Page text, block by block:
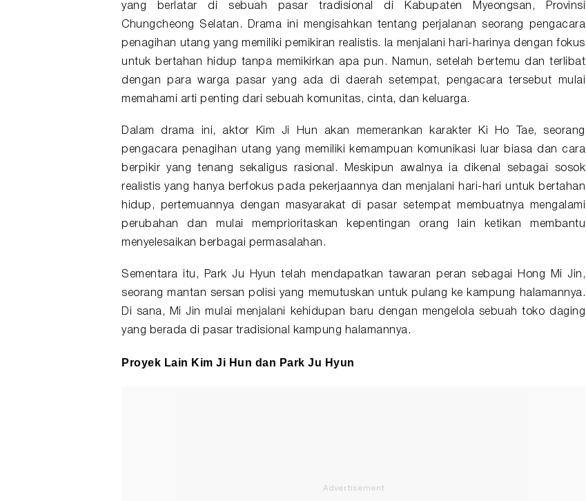
yang berlatar di sebuah pasar tradisional di Kabupaten Myeongsan, Provinsi
Chungcheong Selatan. Drama ini mengisahkan tentang perjalanan seorang pengacara
penagihan utang yang memiliki pemikiran realistis. Ia menjalani hari-harinya dengan fokus
untuk bertahan hidup tanpa memikirkan apa pun. Namun, setelah bertemu dan terlibat
dengan para warga pasar yang ada di daerah setempat, pengacara tersebut mulai
memahami arti penting dari sebuah komunitas, cinta, dan keluarga.
Dalam drama ini, aktor Kim Ji Hun akan memerankan karakter Ki Ho Tae, seorang
pengacara penagihan utang yang memiliki kemampuan komunikasi luar biasa dan cara
berpikir yang tenang sekaligus rasional. Meskipun awalnya ia dikenal sebagai sosok
realistis yang hanya berfokus pada pekerjaannya dan menjalani hari-hari untuk bertahan
hidup, pertemuannya dengan masyarakat di pasar setempat membuatnya mengalami
perubahan dan mulai memprioritaskan kepentingan orang lain ketikan membantu
menyelesaikan berbagai permasalahan.
Sementara itu, Park Ju Hyun telah mendapatkan tawaran peran sebagai Hong Mi Jin,
seorang mantan sersan polisi yang memutuskan untuk pulang ke kampung halamannya.
Di sana, Mi Jin mulai menjalani kehidupan baru dengan mengelola sebuah toko daging
yang berada di pasar tradisional kampung halamannya.
Proyek Lain Kim Ji Hun dan Park Ju Hyun